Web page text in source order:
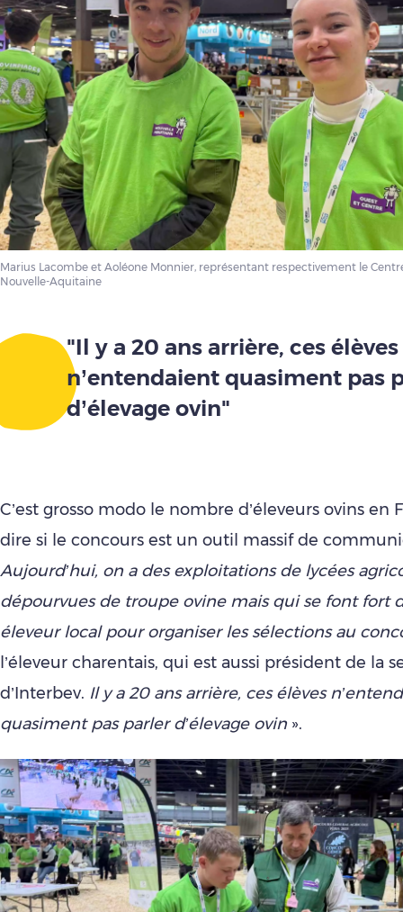
Marius Lacombe et Aoléone Monnier, représentant respectivement le
Nouvelle-Aquitaine
"Il y a 20 ans arrière, ces élèves
n’entendaient quasiment pas
d’élevage ovin"
C’est grosso modo le nombre d’éleveurs ovins en
dire si le concours est un outil massif de
Aujourd’hui, on a des exploitations de lycées
dépourvues de troupe ovine mais qui se font fort
éleveur local pour organiser les sélections au
l’éleveur charentais, qui est aussi président de la
d’Interbev. Il y a 20 ans arrière, ces élèves
quasiment pas parler d’élevage ovin ».